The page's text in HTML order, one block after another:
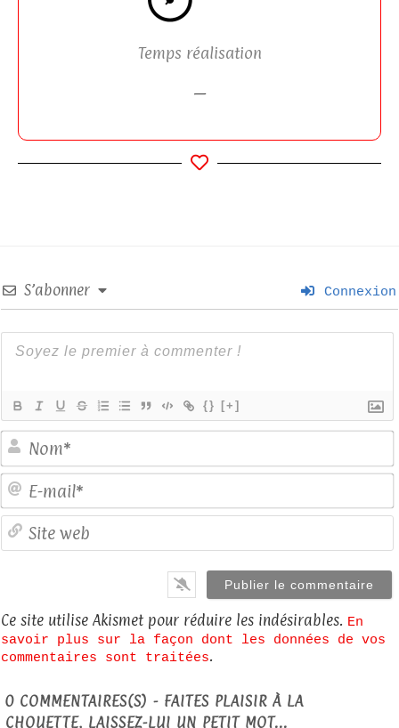
Temps réalisation
—
S’abonner Connexion
{} [+]
Ce site utilise Akismet pour réduire les indésirables. En
savoir plus sur la façon dont les données de vos
commentaires sont traitées.
0 COMMENTAIRES(S) - FAITES PLAISIR À LA
CHOUETTE, LAISSEZ-LUI UN PETIT MOT...